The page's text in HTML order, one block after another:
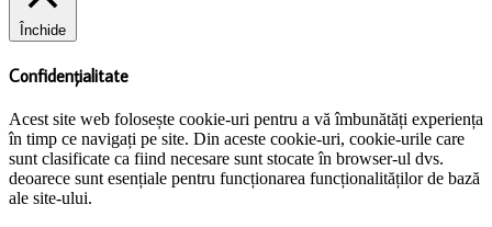
Închide
Confidențialitate
Acest site web folosește cookie-uri pentru a vă îmbunătăți experiența
în timp ce navigați pe site. Din aceste cookie-uri, cookie-urile care
sunt clasificate ca fiind necesare sunt stocate în browser-ul dvs.
deoarece sunt esențiale pentru funcționarea funcționalităților de bază
ale site-ului.